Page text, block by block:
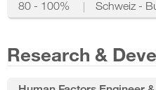
80 - 100%
Schweiz -
Research &